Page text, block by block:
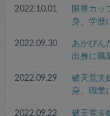
2022.10.01
限界カッ
身、学歴
2022.09.30
あかびん
出身に職
2022.09.29
破天荒夫
身、職業
2022.09.22 破天荒夫